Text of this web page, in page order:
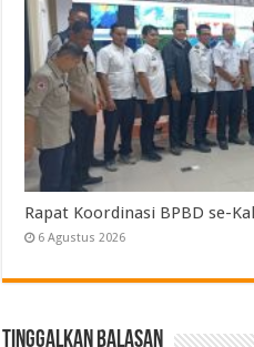
Rapat Koordinasi BPBD se-
6 Agustus 2026
Tinggalkan Balasan